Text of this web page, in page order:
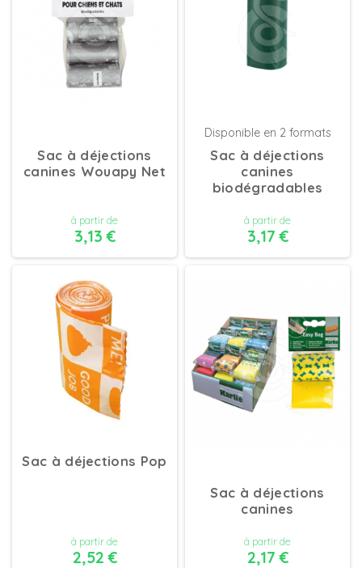
Sac à déjections
canines Wouapy Net
à partir de
3,13 €
DÉTAILS
Disponible en 2 formats
Sac à déjections
canines
biodégradables
à partir de
3,17 €
Sac à déjections Pop
à partir de
2,52 €
Sac à déjections
canines
à partir de
2,17 €